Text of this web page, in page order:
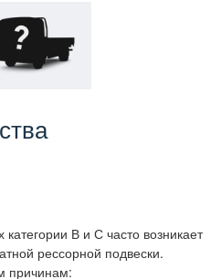
В и С часто возникает
рессорной подвески.
причинам: